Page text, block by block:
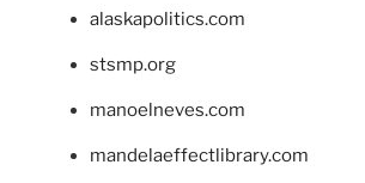
alaskapolitics.com
stsmp.org
manoelneves.com
mandelaeffectlibrary.com